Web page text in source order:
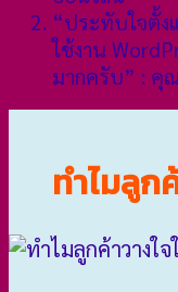
“ประทับใจตั้
ใช้งาน
มากครับ” : คุ
ทำไมลูก